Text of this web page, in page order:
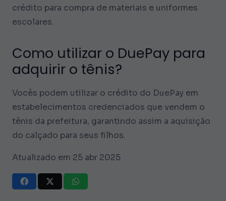
crédito para compra de materiais e uniformes
escolares.
Como utilizar o DuePay para
adquirir o tênis?
Vocês podem utilizar o crédito do DuePay em
estabelecimentos credenciados que vendem o
tênis da prefeitura, garantindo assim a aquisição
do calçado para seus filhos.
Atualizado em 25 abr 2025